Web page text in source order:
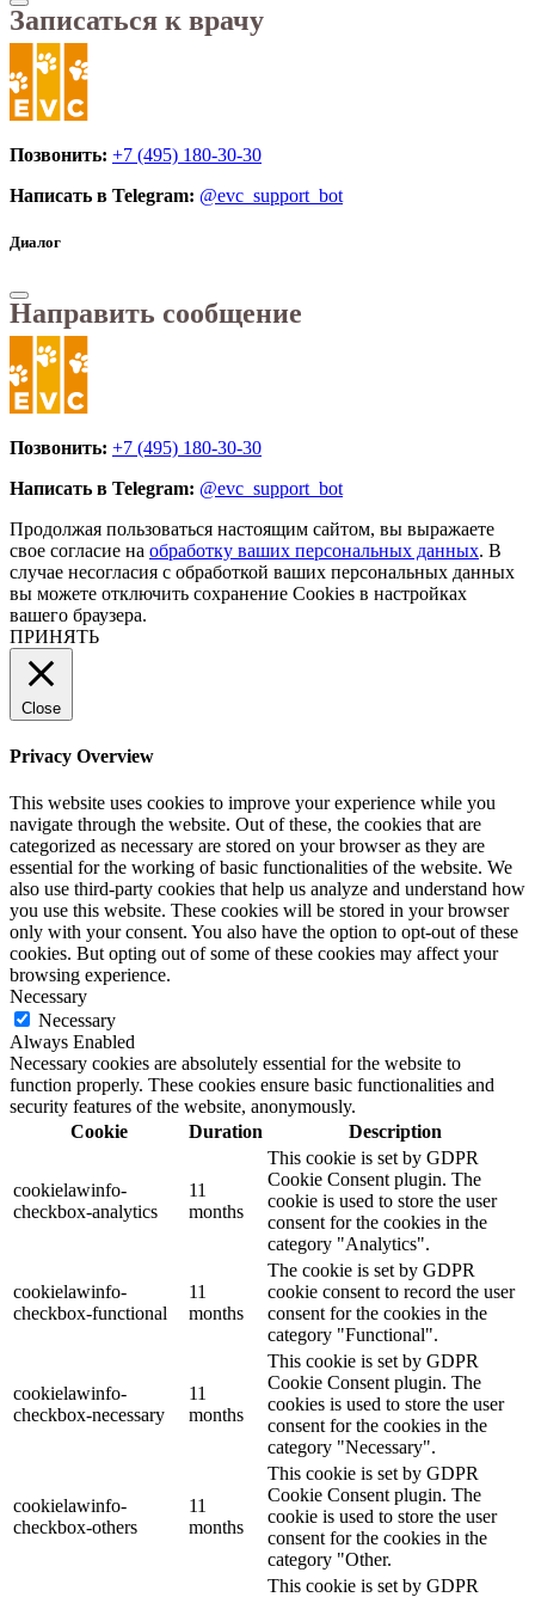
Записаться к врачу
Позвонить: +7 (495) 180-30-30
Написать в Telegram: @evc_support_bot
Диалог
Направить сообщение
Позвонить: +7 (495) 180-30-30
Написать в Telegram: @evc_support_bot
Продолжая пользоваться настоящим сайтом, вы выражаете
свое согласие на обработку ваших персональных данных. В
случае несогласия с обработкой ваших персональных данных
вы можете отключить сохранение Cookies в настройках
вашего браузера.
ПРИНЯТЬ
Close
Privacy Overview
This website uses cookies to improve your experience while you
navigate through the website. Out of these, the cookies that are
categorized as necessary are stored on your browser as they are
essential for the working of basic functionalities of the website. We
also use third-party cookies that help us analyze and understand how
you use this website. These cookies will be stored in your browser
only with your consent. You also have the option to opt-out of these
cookies. But opting out of some of these cookies may affect your
browsing experience.
Necessary
Necessary
Always Enabled
Necessary cookies are absolutely essential for the website to
function properly. These cookies ensure basic functionalities and
security features of the website, anonymously.
Cookie
Duration Description
cookielawinfo-
checkbox-analytics
11
months
This cookie is set by GDPR
Cookie Consent plugin. The
cookie is used to store the user
consent for the cookies in the
category "Analytics".
cookielawinfo-
checkbox-functional
11
months
The cookie is set by GDPR
cookie consent to record the user
consent for the cookies in the
category "Functional".
cookielawinfo-
checkbox-necessary
11
months
This cookie is set by GDPR
Cookie Consent plugin. The
cookies is used to store the user
consent for the cookies in the
category "Necessary".
cookielawinfo-
checkbox-others
11
months
This cookie is set by GDPR
Cookie Consent plugin. The
cookie is used to store the user
consent for the cookies in the
category "Other.
This cookie is set by GDPR